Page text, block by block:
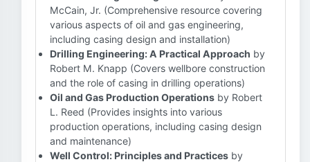
McCain, Jr. (Comprehensive resource covering
various aspects of oil and gas engineering,
including casing design and installation)
Drilling Engineering: A Practical Approach by
Robert M. Knapp (Covers wellbore construction
and the role of casing in drilling operations)
Oil and Gas Production Operations by Robert
L. Reed (Provides insights into various
production operations, including casing design
and maintenance)
Well Control: Principles and Practices by